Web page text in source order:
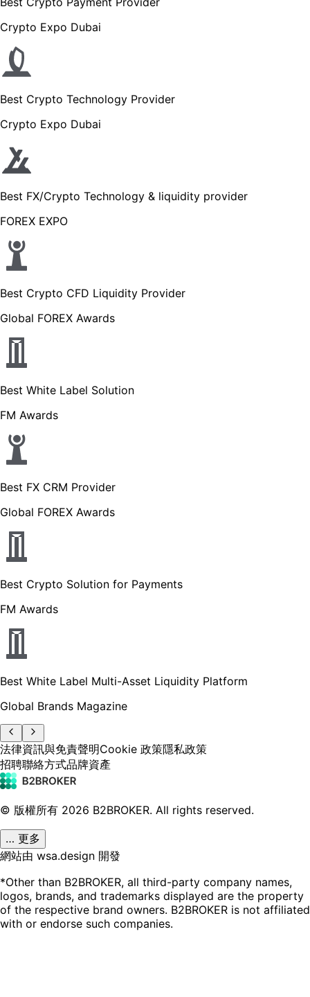
Crypto Expo Dubai
Best Crypto Technology Provider
Crypto Expo Dubai
Best FX/Crypto Technology & liquidity provider
FOREX EXPO
Best Crypto CFD Liquidity Provider
Global FOREX Awards
Best White Label Solution
FM Awards
Best FX CRM Provider
Global FOREX Awards
Best Crypto Solution for Payments
FM Awards
Best White Label Multi-Asset Liquidity Platform
Global Brands Magazine
法律資訊與免責聲明Cookie 政策隱私政策
招聘聯絡方式品牌資產
© 版權所有 2026 B2BROKER. All rights reserved.
… 更多
網站由 wsa.design 開發
*Other than B2BROKER, all third-party company names,
logos, brands, and trademarks displayed are the property
of the respective brand owners. B2BROKER is not affiliated
with or endorse such companies.